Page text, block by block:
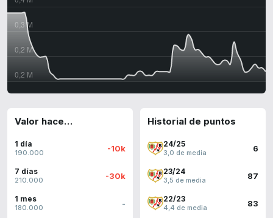
Valor hace…
1 día
190.000 -10k
7 días
210.000 -30k
1 mes
180.000 -
Historial de puntos
24/25
3,0 de media 6
23/24
3,5 de media 87
22/23
4,4 de media 83